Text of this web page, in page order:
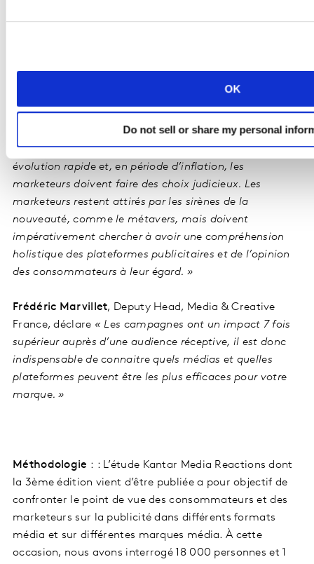
OK
Do not sell or share my personal
Les publicités…
Les
Head of Media & Creative France,
commente« L’environnement média connait une
évolution rapide et, en période d’inflation, les
marketeurs doivent faire des choix judicieux. Les
marketeurs restent attirés par les sirènes de la
nouveauté, comme le métavers, mais doivent
impérativement chercher à avoir une compréhension
holistique des plateformes publicitaires et de l’opinion
des consommateurs à leur égard. »
Frédéric Marvillet, Deputy Head, Media & Creative
France, déclare « Les campagnes ont un impact 7 fois
supérieur auprès d’une audience réceptive, il est donc
indispensable de connaitre quels médias et quelles
plateformes peuvent être les plus efficaces pour votre
marque. »
Méthodologie : : L’étude Kantar Media Reactions dont
la 3ème édition vient d’être publiée a pour objectif de
confronter le point de vue des consommateurs et des
marketeurs sur la publicité dans différents formats
média et sur différentes marques média. À cette
occasion, nous avons interrogé 18 000 personnes et 1